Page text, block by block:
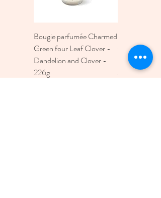
Bougie parfumée Charmed
Green four Leaf Clover -
Dandelion and Clover -
226g
Oz./118Ml
Moon
Prijs
€ 30,00